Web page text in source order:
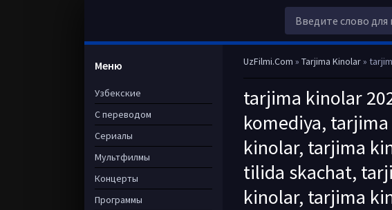
UzFilmi.Com » Tarjima Kinolar» tarjima kinolar
tarjima kinolar
komediya,
kinolar, tarjima
tilida skachat,
kinolar, tarjima
Меню
Узбекские
С переводом
Сериалы
Мультфилмы
Концерты
Программы